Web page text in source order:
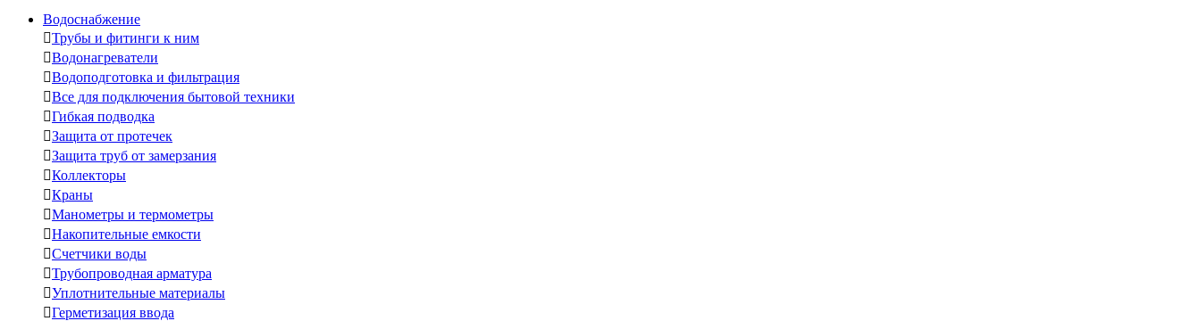
Водоснабжение
Трубы и фитинги к ним
Водонагреватели
Водоподготовка и фильтрация
Все для подключения бытовой техники
Гибкая подводка
Защита от протечек
Защита труб от замерзания
Коллекторы
Краны
Манометры и термометры
Накопительные емкости
Счетчики воды
Трубопроводная арматура
Уплотнительные материалы
Герметизация ввода